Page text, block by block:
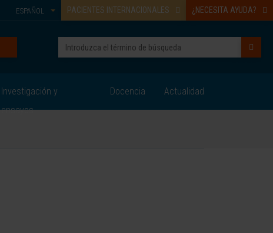
PACIENTES INTERNACIONALES ¿NECESITA AYUDA?
ESPAÑOL
Investigación y
ensayos
Docencia Actualidad